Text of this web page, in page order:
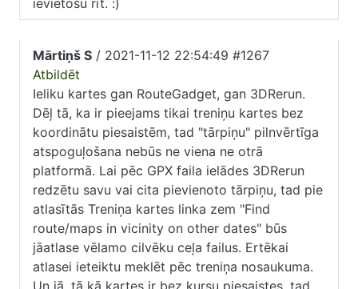
ievietošu rīt. :)
Mārtiņš S / 2021-11-12 22:54:49 #1267
Atbildēt
Ieliku kartes gan RouteGadget, gan 3DRerun.
Dēļ tā, ka ir pieejams tikai treniņu kartes bez
koordinātu piesaistēm, tad "tārpiņu" pilnvērtīga
atspoguļošana nebūs ne viena ne otrā
platformā. Lai pēc GPX faila ielādes 3DRerun
redzētu savu vai cita pievienoto tārpiņu, tad pie
atlasītās Treniņa kartes linka zem "Find
route/maps in vicinity on other dates" būs
jāatlase vēlamo cilvēku ceļa failus. Ertēkai
atlasei ieteiktu meklēt pēc treniņa nosaukuma.
Un jā, tā kā kartes ir bez kursu piesaistes, tad